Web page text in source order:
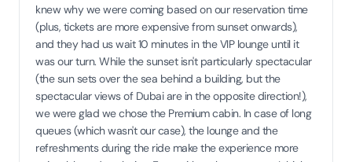
knew why we were coming based on our reservation time
(plus, tickets are more expensive from sunset onwards),
and they had us wait 10 minutes in the VIP lounge until it
was our turn. While the sunset isn't particularly spectacular
(the sun sets over the sea behind a building, but the
spectacular views of Dubai are in the opposite direction!),
we were glad we chose the Premium cabin. In case of long
queues (which wasn't our case), the lounge and the
refreshments during the ride make the experience more